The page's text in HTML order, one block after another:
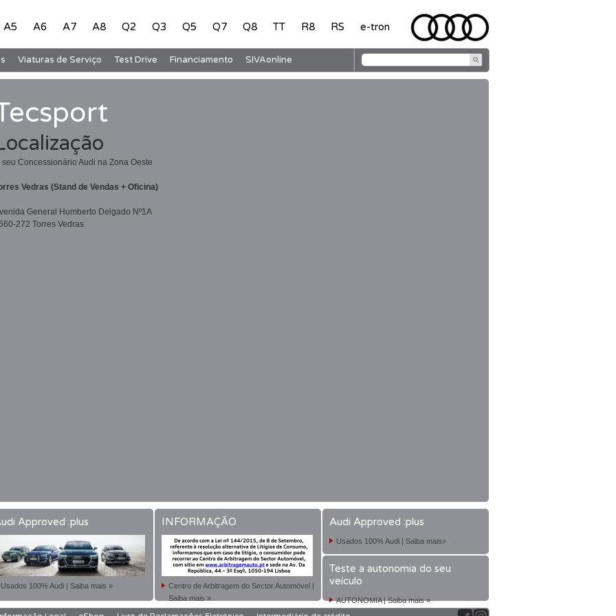
A5 A6 A7 A8 Q2 Q3 Q5 Q7 Q8 TT R8 RS e-tron
Viaturas de Serviço Test Drive Financiamento SIVAonline
seu Concessionário Audi na Zona Oeste
Vedras (Stand de Vendas + Oficina)
General Humberto Delgado Nº1A
272 Torres Vedras
Approved :plus
Usados 100% Audi | Saiba mais »
INFORMAÇÃO
Centro de Arbitragem do Sector Automóvel |
Saiba mais »
Audi Approved :plus
Usados 100% Audi | Saiba mais>
Teste a autonomia do seu
veículo
AUTONOMIA | Saiba mais »